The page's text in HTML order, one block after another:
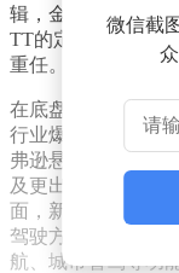
辑，金标大概率是
TT的定位将高于银
重任。
在底盘与智驾配置
行业爆料，该车采
弗逊悬架结构，能
及更出色的操控质
面，新车车顶搭载
驾驶方案，硬件配
航、城市智驾等功
微信截